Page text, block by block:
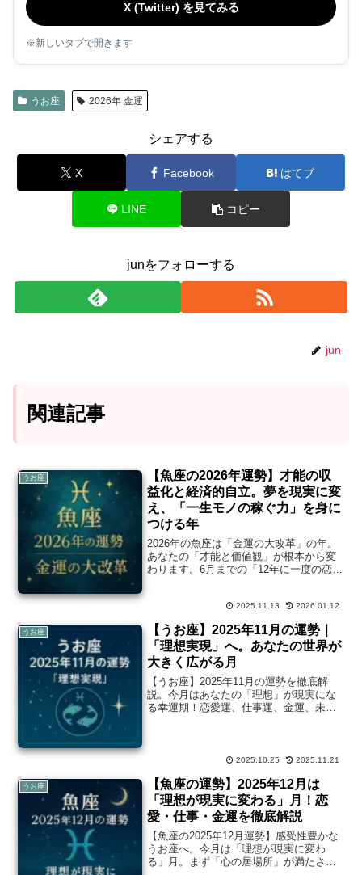
X (Twitter) を見てみる
※新しいタブで開きます
うお座 2026年 金運
シェアする
X Facebook はてブ
LINE コピー
junをフォローする
jun
関連記事
うお座
【魚座の2026年運勢】才能の収
益化と経済的自立。夢を現実に変
え、「一生モノの稼ぐ力」を身に
つける年
2026年の魚座は「金運の大改革」の年。
あなたの「才能と価値観」が根本から変
わります。6月までの「12年に一度の恋
実的な基盤づくりを徹底解説。
2025.11.13 2026.01.12
うお座
【うお座】2025年11月の運勢｜
「理想実現」へ。あなたの世界が
大きく広がる月
【うお座】2025年11月の運勢を徹底解
説。今月はあなたの「理想」が現実にな
る幸運期！恋愛運、仕事運、金運、未来
2025.10.25 2025.11.21
うお座
【魚座の運勢】2025年12月は
「理想が現実に変わる」月！恋
愛・仕事・金運を徹底解説
【魚座の2025年12月運勢】感受性豊かな
うお座へ。今月は「理想が現実に変わ
る」月。まず「心の居場所」が満たされ